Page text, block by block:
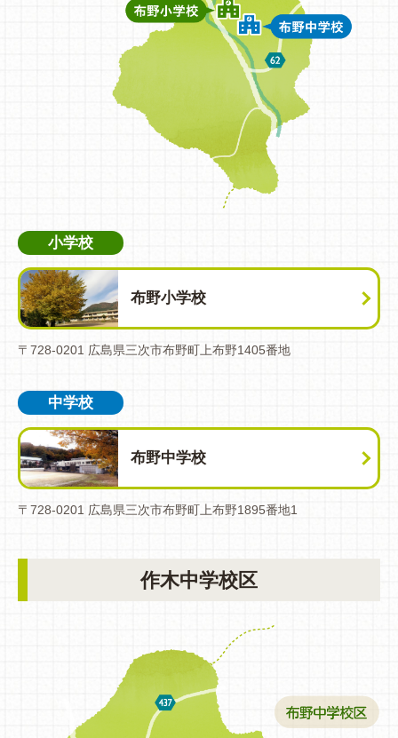
小学校
布野小学校
〒728-0201 広島県三次市布野町上布野1405番地
中学校
布野中学校
〒728-0201 広島県三次市布野町上布野1895番地1
作木中学校区